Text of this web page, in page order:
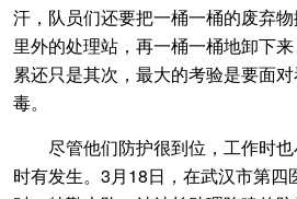
汗，队员们还要把一桶一桶的废弃
里外的处理站，再一桶一桶地卸下来
累还只是其次，最大的考验是要面
毒。
尽管他们防护很到位，工作时也
时有发生。3月18日，在武汉市第四